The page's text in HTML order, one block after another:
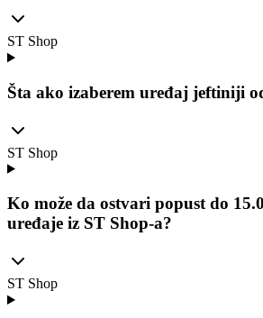
ST Shop
Šta ako izaberem uređaj jeftiniji
ST Shop
Ko može da ostvari popust do
uređaje iz ST Shop-a?
ST Shop